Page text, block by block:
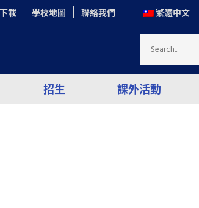
繁體中文
載 學校地圖 聯絡我們
招生 課外活動